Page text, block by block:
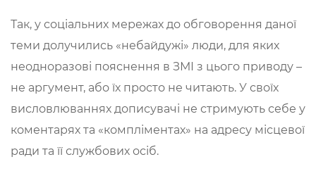
Так, у соціальних мережах до обговорення даної
теми долучились «небайдужі» люди, для яких
неодноразові пояснення в ЗМІ з цього приводу –
не аргумент, або їх просто не читають. У своїх
висловлюваннях дописувачі не стримують себе у
коментарях та «компліментах» на адресу місцевої
ради та її службових осіб.